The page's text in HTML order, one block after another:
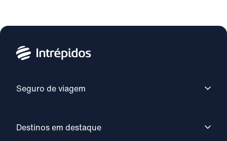
Seguro de viagem
Destinos em destaque